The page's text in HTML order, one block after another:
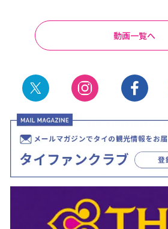
動画一覧へ